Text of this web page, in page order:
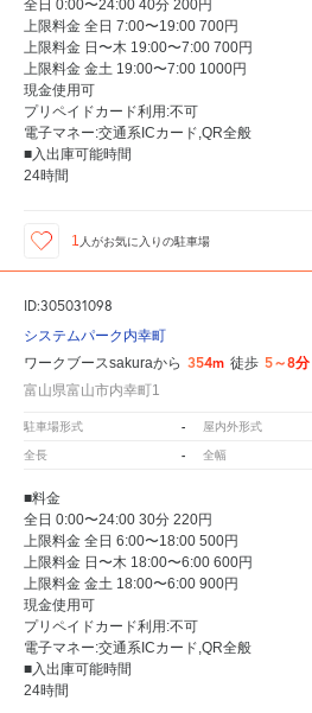
全日 0:00〜24:00 40分 200円
上限料金 全日 7:00〜19:00 700円
上限料金 日〜木 19:00〜7:00 700円
上限料金 金土 19:00〜7:00 1000円
現金使用可
プリペイドカード利用:不可
電子マネー:交通系ICカード,QR全般
■入出庫可能時間
24時間
1 人がお気に入りの駐車場
ID:305031098
システムパーク内幸町
ワークブースsakuraから 354m 徒歩 5～8分
富山県富山市内幸町1
駐車場形式 - 屋内外形式
全長 - 全幅
■料金
全日 0:00〜24:00 30分 220円
上限料金 全日 6:00〜18:00 500円
上限料金 日〜木 18:00〜6:00 600円
上限料金 金土 18:00〜6:00 900円
現金使用可
プリペイドカード利用:不可
電子マネー:交通系ICカード,QR全般
■入出庫可能時間
24時間